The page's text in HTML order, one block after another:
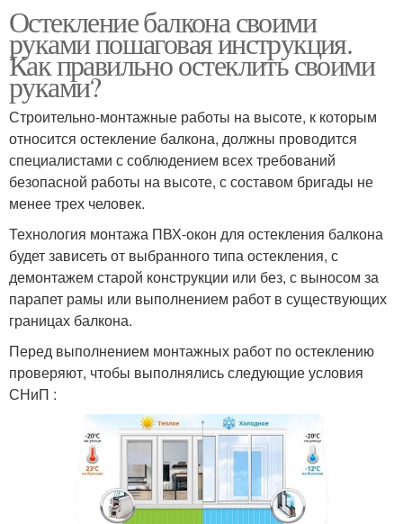
Остекление балкона своими
руками пошаговая инструкция.
Как правильно остеклить своими
руками?
Строительно-монтажные работы на высоте, к которым
относится остекление балкона, должны проводится
специалистами с соблюдением всех требований
безопасной работы на высоте, с составом бригады не
менее трех человек.
Технология монтажа ПВХ-окон для остекления балкона
будет зависеть от выбранного типа остекления, с
демонтажем старой конструкции или без, с выносом за
парапет рамы или выполнением работ в существующих
границах балкона.
Перед выполнением монтажных работ по остеклению
проверяют, чтобы выполнялись следующие условия
СНиП :